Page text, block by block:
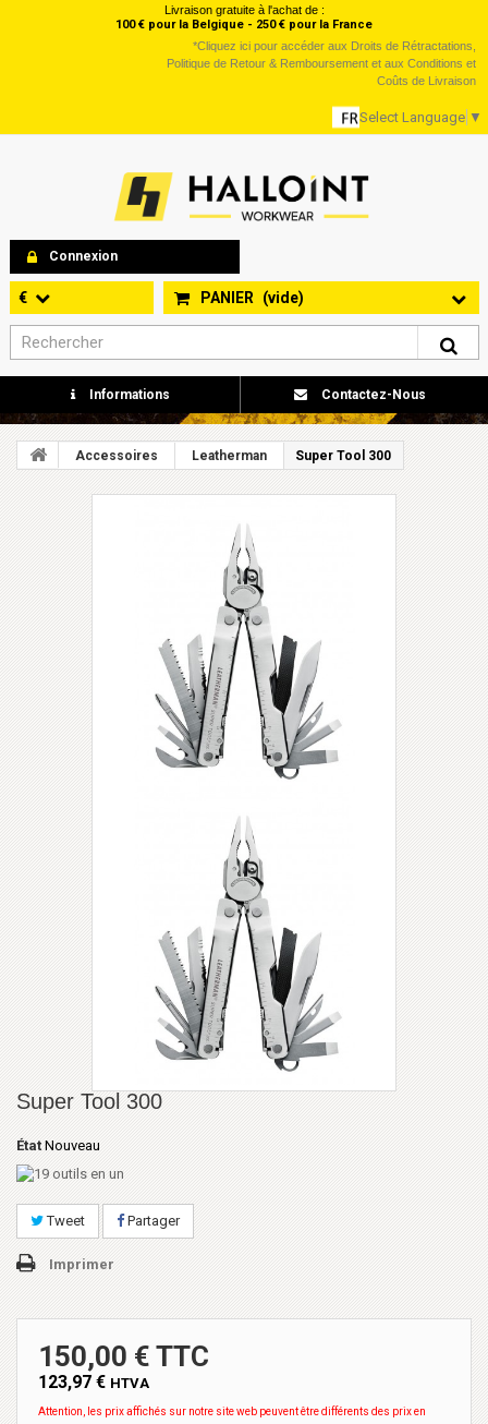
Livraison gratuite à l'achat de :
100 € pour la Belgique - 250 € pour la France
*Cliquez ici pour accéder aux Droits de Rétractations,
Politique de Retour & Remboursement et aux Conditions et
Coûts de Livraison
Select Language ▼
Connexion
PANIER (vide)
€
Informations Contactez-Nous
Accessoires Leatherman Super Tool 300
Super Tool 300
État Nouveau
Tweet Partager
Imprimer
150,00 € TTC
123,97 € HTVA
Attention, les prix affichés sur notre site web peuvent être différents des prix en